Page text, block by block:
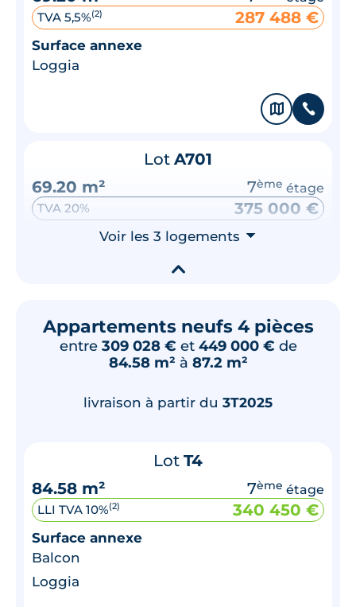
TVA 5,5%(2) 287 488 €
Surface annexe
Loggia
🗞 📞
Lot A701
69.20 m²
7ème étage
TVA 20% 375 000 €
Surface annexe
🗞 📞
Voir les 3 logements ⮟
▾
Appartements neufs 4 pièces
entre 309 028 € et 449 000 € de
84.58 m² à 87.2 m²
livraison à partir du 3T2025
Lot T4
84.58 m²
7ème étage
LLI TVA 10%(2) 340 450 €
Surface annexe
Balcon
Loggia